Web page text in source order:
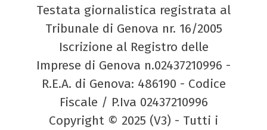
Testata giornalistica registrata al
Tribunale di Genova nr. 16/2005
Iscrizione al Registro delle
Imprese di Genova n.02437210996 -
R.E.A. di Genova: 486190 - Codice
Fiscale / P.Iva 02437210996
Copyright © 2025 (V3) - Tutti i